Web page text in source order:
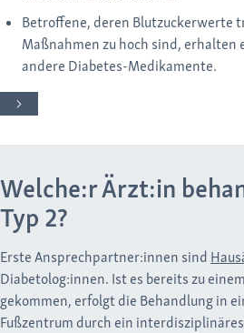
Betroffene, deren Blutzuckerwerte
Maßnahmen zu hoch sind, erhalten
andere Diabetes-Medikamente.
Welche:r Ärzt:in
Typ 2?
Erste Ansprechpartner:innen sind
Diabetolog:innen. Ist es bereits zu
gekommen, erfolgt die Behandlung in
Fußzentrum durch ein interdisziplinäres